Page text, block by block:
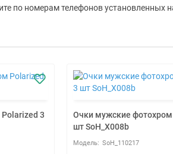
по номерам телефонов установленных
3
Очки мужские фотохром
шт SoH_X008b
SoH_110217